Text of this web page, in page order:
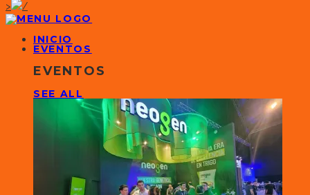
>
INICIO
EVENTOS
EVENTOS
SEE ALL